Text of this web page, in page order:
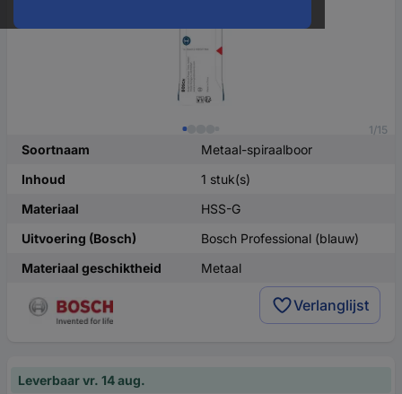
1/15
Soortnaam
Metaal-spiraalboor
Inhoud
1 stuk(s)
Materiaal
HSS-G
Uitvoering (Bosch)
Bosch Professional (blauw)
Materiaal geschiktheid
Metaal
Verlanglijst
Leverbaar vr. 14 aug.